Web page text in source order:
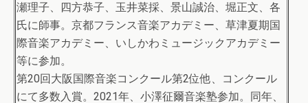
瀬理子、四方恭子、玉井菜採、景山誠治、堀正文、各
氏に師事。京都フランス音楽アカデミー、草津夏期国
際音楽アカデミー、いしかわミュージックアカデミー
等に参加。
第20回大阪国際音楽コンクール第2位他、コンクール
にて多数入賞。2021年、小澤征爾音楽塾参加。同年、